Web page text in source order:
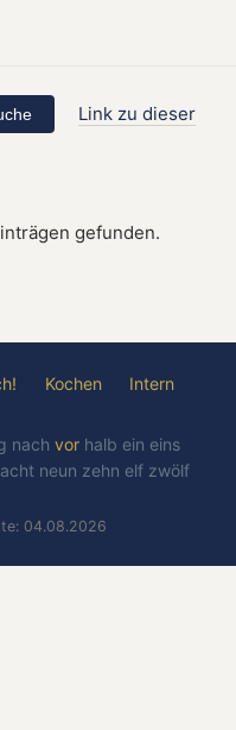
Link zu dieser
gefunden.
Kochen Intern
nach vor halb ein eins
acht neun zehn elf zwölf
04.08.2026